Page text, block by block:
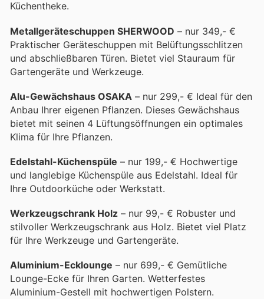
Küchentheke.
Metallgeräteschuppen SHERWOOD – nur 349,- €
Praktischer Geräteschuppen mit Belüftungsschlitzen
und abschließbaren Türen. Bietet viel Stauraum für
Gartengeräte und Werkzeuge.
Alu-Gewächshaus OSAKA – nur 299,- € Ideal für den
Anbau Ihrer eigenen Pflanzen. Dieses Gewächshaus
bietet mit seinen 4 Lüftungsöffnungen ein optimales
Klima für Ihre Pflanzen.
Edelstahl-Küchenspüle – nur 199,- € Hochwertige
und langlebige Küchenspüle aus Edelstahl. Ideal für
Ihre Outdoorküche oder Werkstatt.
Werkzeugschrank Holz – nur 99,- € Robuster und
stilvoller Werkzeugschrank aus Holz. Bietet viel Platz
für Ihre Werkzeuge und Gartengeräte.
Aluminium-Ecklounge – nur 699,- € Gemütliche
Lounge-Ecke für Ihren Garten. Wetterfestes
Aluminium-Gestell mit hochwertigen Polstern.